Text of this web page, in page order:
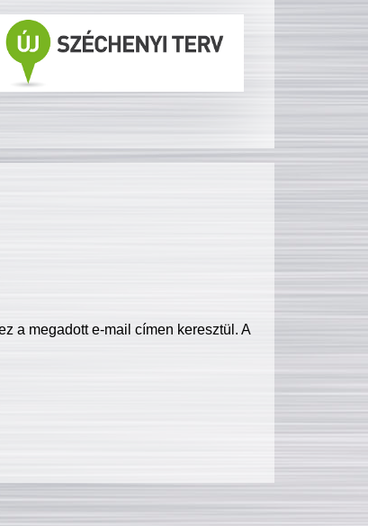
a megadott e-mail címen keresztül. A